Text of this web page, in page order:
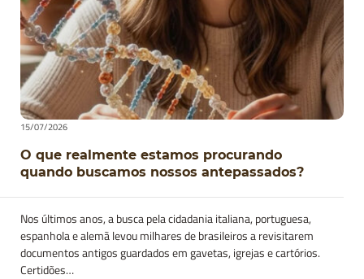
15/07/2026
O que realmente estamos procurando
quando buscamos nossos antepassados?
Nos últimos anos, a busca pela cidadania italiana, portuguesa,
espanhola e alemã levou milhares de brasileiros a revisitarem
documentos antigos guardados em gavetas, igrejas e cartórios.
Certidões…